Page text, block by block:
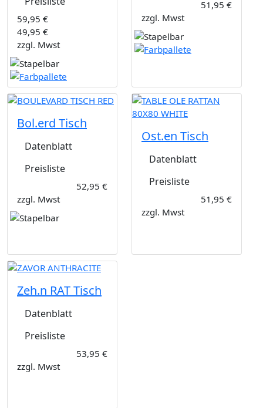
59,95 €
49,95 €
zzgl. Mwst
51,95 €
zzgl. Mwst
Bol.erd Tisch
Datenblatt
Preisliste
52,95 €
zzgl. Mwst
Ost.en Tisch
Datenblatt
Preisliste
51,95 €
zzgl. Mwst
Zeh.n RAT Tisch
Datenblatt
Preisliste
53,95 €
zzgl. Mwst